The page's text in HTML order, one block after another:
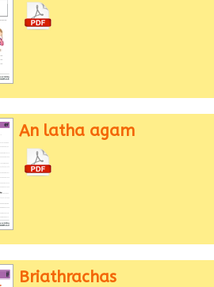
An latha agam
Briathrachas